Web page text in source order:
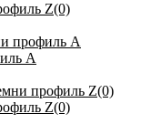
Z(0)
А
Z(0)